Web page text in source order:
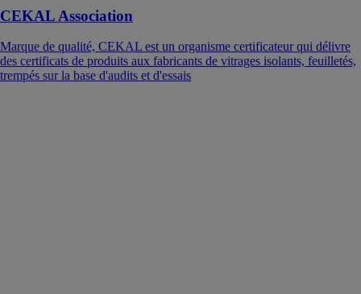
CEKAL Association
Marque de qualité, CEKAL est un organisme certificateur qui délivre
des certificats de produits aux fabricants de vitrages isolants, feuilletés,
trempés sur la base d'audits et d'essais